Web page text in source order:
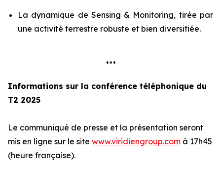
La dynamique de Sensing & Monitoring, tirée par
une activité terrestre robuste et bien diversifiée.
***
Informations sur la conférence téléphonique du
T2 2025
Le communiqué de presse et la présentation seront
mis en ligne sur le site www.viridiengroup.com à 17h45
(heure française).